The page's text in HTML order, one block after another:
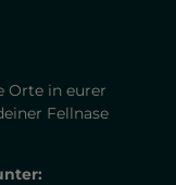
Orte in eurer
Fellnase